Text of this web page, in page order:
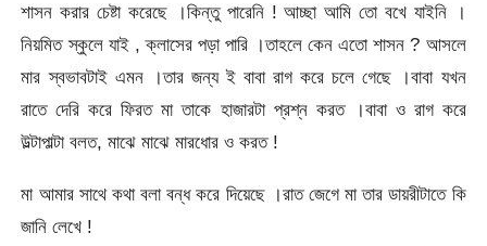
শাসন করার চেষ্টা করেছে ।কিন্তু পারেনি ! আচ্ছা আমি তো বখে যাইনি ।
নিয়মিত স্কুলে যাই , ক্লাসের পড়া পারি ।তাহলে কেন এতো শাসন ? আসলে
মার স্বভাবটাই এমন ।তার জন্য ই বাবা রাগ করে চলে গেছে ।বাবা যখন
রাতে দেরি করে ফিরত মা তাকে হাজারটা প্রশ্ন করত ।বাবা ও রাগ করে
উল্টাপাল্টা বলত, মাঝে মাঝে মারধোর ও করত !
মা আমার সাথে কথা বলা বন্ধ করে দিয়েছে ।রাত জেগে মা তার ডায়রীটাতে কি
জানি লেখে !